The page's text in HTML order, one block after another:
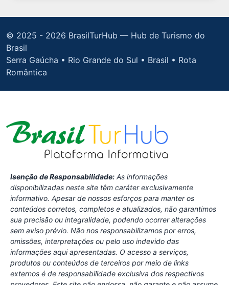
© 2025 - 2026 BrasilTurHub — Hub de Turismo do
Brasil
Serra Gaúcha • Rio Grande do Sul • Brasil • Rota
Romântica
Isenção de Responsabilidade: As informações
disponibilizadas neste site têm caráter exclusivamente
informativo. Apesar de nossos esforços para manter os
conteúdos corretos, completos e atualizados, não garantimos
sua precisão ou integralidade, podendo ocorrer alterações
sem aviso prévio. Não nos responsabilizamos por erros,
omissões, interpretações ou pelo uso indevido das
informações aqui apresentadas. O acesso a serviços,
produtos ou conteúdos de terceiros por meio de links
externos é de responsabilidade exclusiva dos respectivos